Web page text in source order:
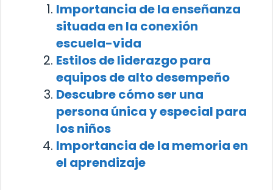
Importancia de la enseñanza
situada en la conexión
escuela-vida
Estilos de liderazgo para
equipos de alto desempeño
Descubre cómo ser una
persona única y especial para
los niños
Importancia de la memoria en
el aprendizaje